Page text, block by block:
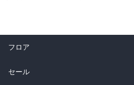
フロア
総合
セール